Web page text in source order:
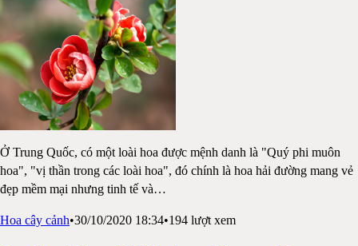
Ở Trung Quốc, có một loài hoa được mệnh danh là "Quý phi muôn
hoa", "vị thần trong các loài hoa", đó chính là hoa hải đường mang vẻ
đẹp mềm mại nhưng tinh tế và…
Hoa cây cảnh•30/10/2020 18:34•194 lượt xem